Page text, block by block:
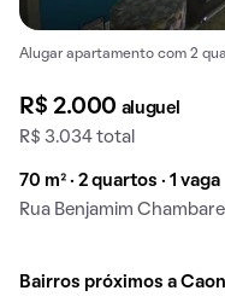
Alugar apartamento com 2
R$ 2.000 aluguel
R$ 3.034 total
70 m² · 2 quartos · 1 vaga
Rua Benjamim
Bairros próximos a